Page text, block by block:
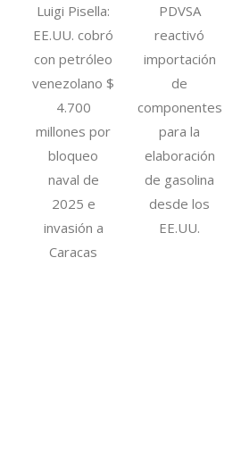
Luigi Pisella:
EE.UU. cobró
con petróleo
venezolano $
4.700
millones por
bloqueo
naval de
2025 e
invasión a
Caracas
PDVSA
reactivó
importación
de
componentes
para la
elaboración
de gasolina
desde los
EE.UU.